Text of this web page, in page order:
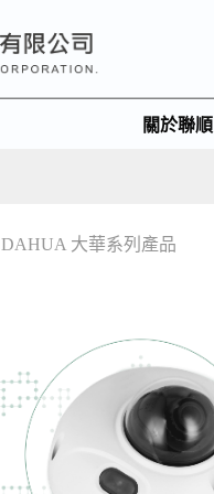
關於聯順
DAHUA 大華系列產品